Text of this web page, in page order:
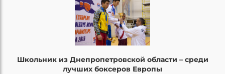
Школьник из Днепропетровской области – среди
лучших боксеров Европы